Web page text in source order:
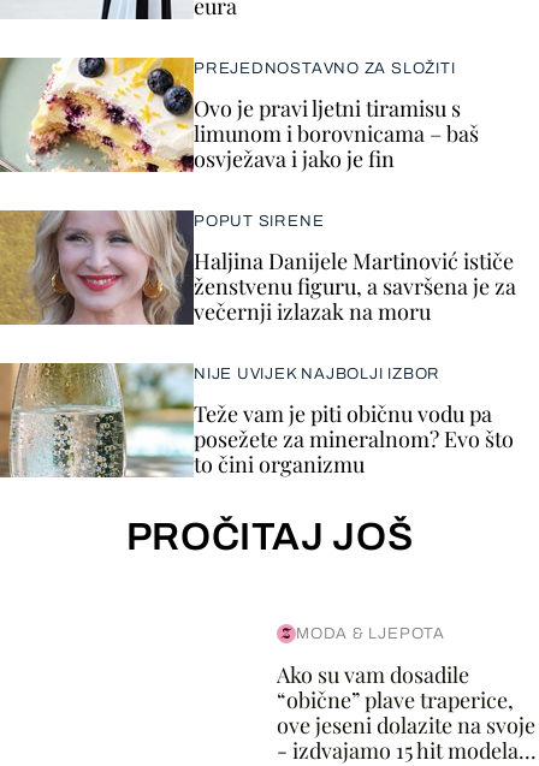
eura
PREJEDNOSTAVNO ZA SLOŽITI
Ovo je pravi ljetni tiramisu s
limunom i borovnicama – baš
osvježava i jako je fin
POPUT SIRENE
Haljina Danijele Martinović ističe
ženstvenu figuru, a savršena je za
večernji izlazak na moru
NIJE UVIJEK NAJBOLJI IZBOR
Teže vam je piti običnu vodu pa
posežete za mineralnom? Evo što
to čini organizmu
PROČITAJ JOŠ
MODA & LJEPOTA
Ako su vam dosadile
“obične” plave traperice,
ove jeseni dolazite na svoje
- izdvajamo 15 hit modela...